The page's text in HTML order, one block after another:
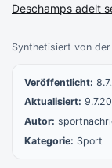
Synthetisiert von
Veröffentlicht:
Aktualisiert:
Autor:
Kategorie: Sport
Deschamps adelt